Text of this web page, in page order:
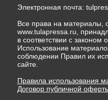
Электронная почта:
Все права на материалы,
www.tulapressa.ru,
в соответствии с законом
Использование
соблюдении Правил их
сайте.
Правила использования
Договор публичной